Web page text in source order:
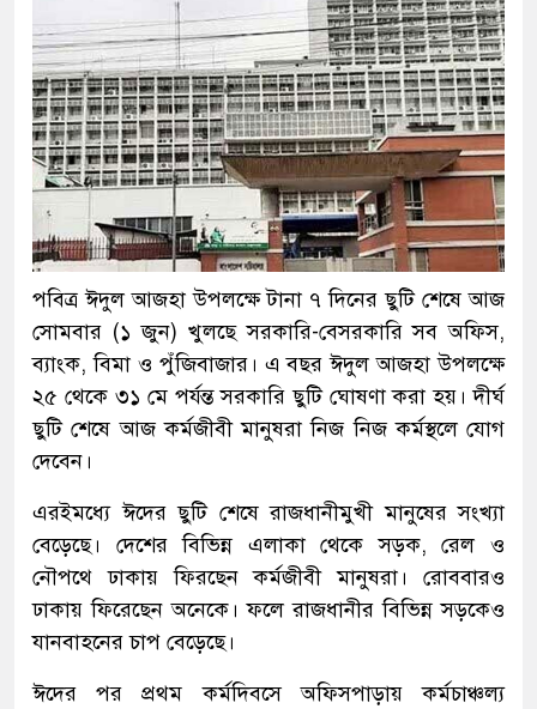
পবিত্র ঈদুল আজহা উপলক্ষে টানা ৭ দিনের ছুটি শেষে আজ
সোমবার (১ জুন) খুলছে সরকারি-বেসরকারি সব অফিস,
ব্যাংক, বিমা ও পুঁজিবাজার। ‌এ বছর ঈদুল আজহা উপলক্ষে
২৫ থেকে ৩১ মে পর্যন্ত সরকারি ছুটি ঘোষণা করা হয়। দীর্ঘ
ছুটি শেষে আজ কর্মজীবী মানুষরা নিজ নিজ কর্মস্থলে যোগ
দেবেন।
এরইমধ্যে ঈদের ছুটি শেষে রাজধানীমুখী মানুষের সংখ্যা
বেড়েছে। দেশের বিভিন্ন এলাকা থেকে সড়ক, রেল ও
নৌপথে ঢাকায় ফিরছেন কর্মজীবী মানুষরা। রোববারও
ঢাকায় ফিরেছেন অনেকে। ফলে রাজধানীর বিভিন্ন সড়কেও
যানবাহনের চাপ বেড়েছে।
ঈদের পর প্রথম কর্মদিবসে অফিসপাড়ায় কর্মচাঞ্চল্য